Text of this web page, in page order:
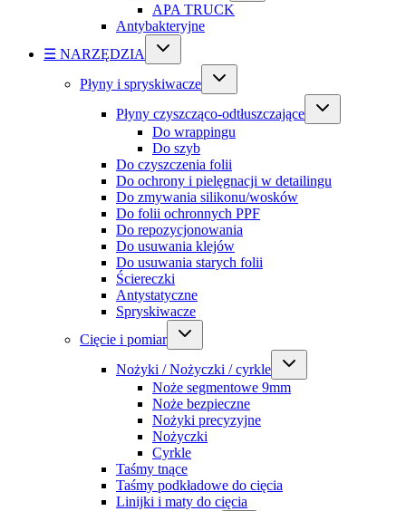
APA TRUCK
Antybakteryjne
☰ NARZĘDZIA
Płyny i spryskiwacze
Płyny czyszcząco-odtłuszczające
Do wrappingu
Do szyb
Do czyszczenia folii
Do ochrony i pielęgnacji w detailingu
Do zmywania silikonu/wosków
Do folii ochronnych PPF
Do repozycjonowania
Do usuwania klejów
Do usuwania starych folii
Ściereczki
Antystatyczne
Spryskiwacze
Cięcie i pomiar
Nożyki / Nożyczki / cyrkle
Noże segmentowe 9mm
Noże bezpieczne
Nożyki precyzyjne
Nożyczki
Cyrkle
Taśmy tnące
Taśmy podkładowe do cięcia
Linijki i maty do cięcia